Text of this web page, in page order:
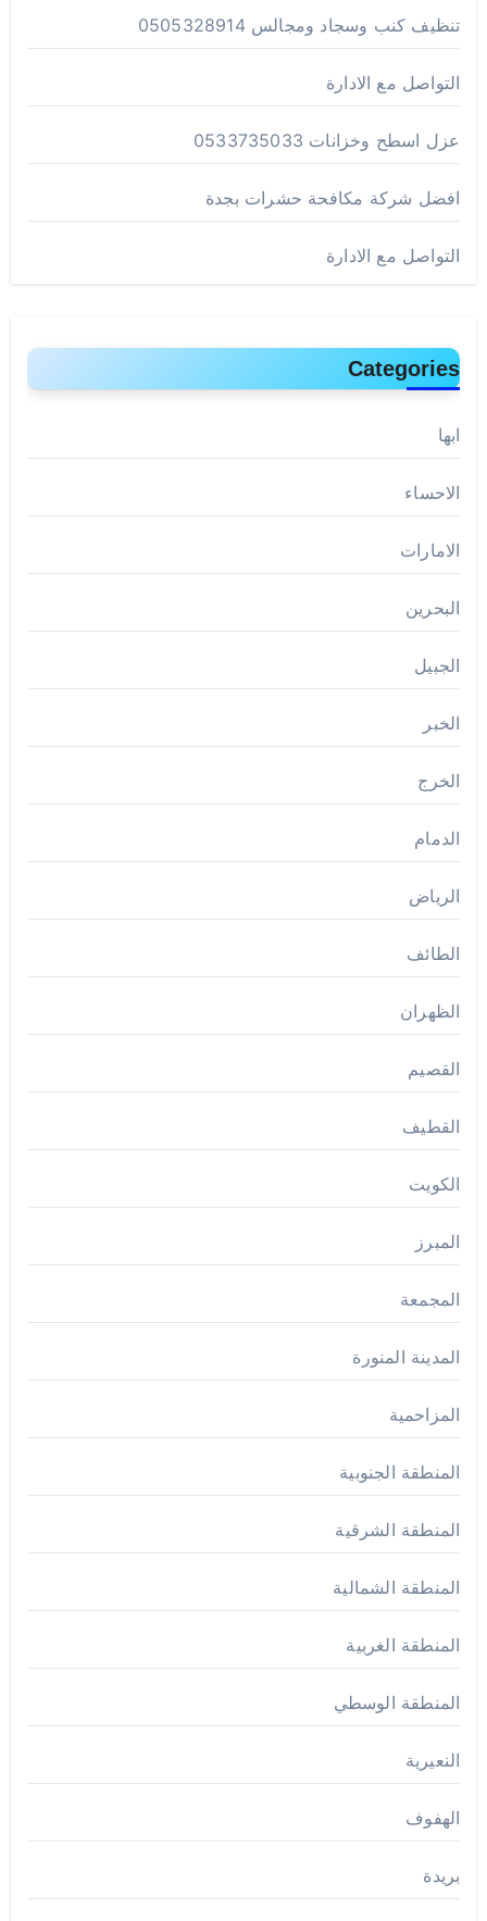
تنظيف كنب وسجاد ومجالس 0505328914
التواصل مع الادارة
عزل اسطح وخزانات 0533735033
افضل شركة مكافحة حشرات بجدة
التواصل مع الادارة
Categories
ابها
الاحساء
الامارات
البحرين
الجبيل
الخبر
الخرج
الدمام
الرياض
الطائف
الظهران
القصيم
القطيف
الكويت
المبرز
المجمعة
المدينة المنورة
المزاحمية
المنطقة الجنوبية
المنطقة الشرقية
المنطقة الشمالية
المنطقة الغربية
المنطقة الوسطي
النعيرية
الهفوف
بريدة